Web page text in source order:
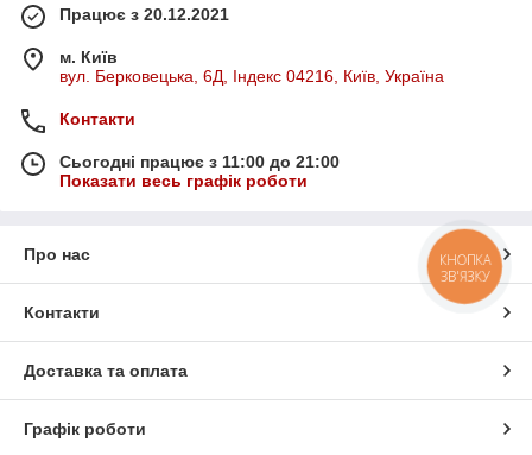
Працює з 20.12.2021
м. Київ
вул. Берковецька, 6Д, Індекс 04216, Київ, Україна
Контакти
Сьогодні працює з 11:00 до 21:00
Показати весь графік роботи
Про нас
Контакти
Доставка та оплата
Графік роботи
КНОПКА
ЗВ'ЯЗКУ